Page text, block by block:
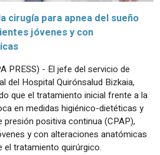
cirugía para apnea del sueño
jóvenes y con
PRESS) - El jefe del servicio de
del Hospital Quirónsalud Bizkaia,
que el tratamiento inicial frente a la
en medidas higiénico-dietéticas y
positiva continua (CPAP),
y con alteraciones anatómicas
el tratamiento quirúrgico.